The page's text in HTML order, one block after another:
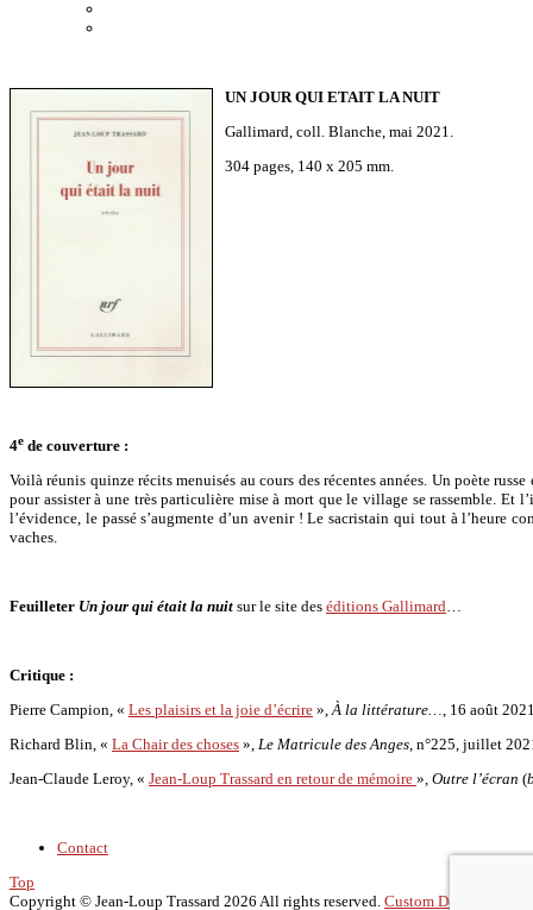
UN JOUR QUI ETAIT LA NUIT
Gallimard, coll. Blanche, mai 2021.
304 pages, 140 x 205 mm.
4e de couverture :
Voilà réunis quinze récits menuisés au cours des récentes années. Un poète
pour assister à une très particulière mise à mort que le village se rassemble.
l’évidence, le passé s’augmente d’un avenir ! Le sacristain qui tout à l’heure
vaches.
Feuilleter Un jour qui était la nuit sur le site des éditions Gallimard…
Critique :
Pierre Campion, « Les plaisirs et la joie d’écrire »,À la littérature…, 16 août
Richard Blin, « La Chair des choses », Le Matricule des Anges, n°225, juillet
Jean-Claude Leroy, « Jean-Loup Trassard en retour de mémoire », Outre l’écran (
Contact
Top
Copyright © Jean-Loup Trassard 2026 All rights reserved. Custom Design by